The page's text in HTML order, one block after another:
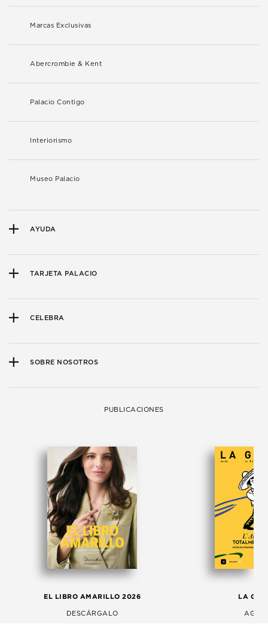
Marcas Exclusivas
Abercrombie & Kent
Palacio Contigo
Interiorismo
Museo Palacio
AYUDA
TARJETA PALACIO
CELEBRA
SOBRE NOSOTROS
PUBLICACIONES
EL LIBRO AMARILLO 2026
DESCÁRGALO
LA